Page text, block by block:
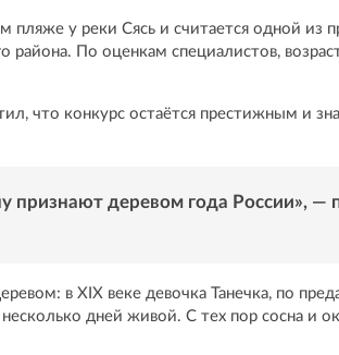
пляже у реки Сясь и считается одной из
района. По оценкам специалистов,
что конкурс остаётся престижным и
признают деревом года России», —
в XIX веке девочка Танечка, по
дней живой. С тех пор сосна и